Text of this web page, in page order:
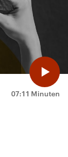
07:11 Minuten